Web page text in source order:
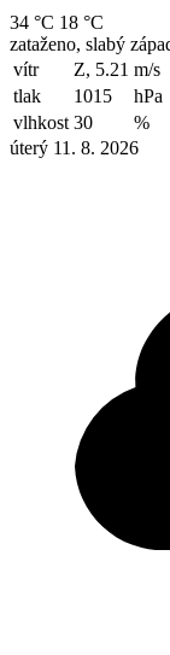
34 °C 18 °C
zataženo, slabý
vítr
Z, 5.21 m/s
tlak
1015
hPa
vlhkost 30
%
úterý 11. 8. 2026